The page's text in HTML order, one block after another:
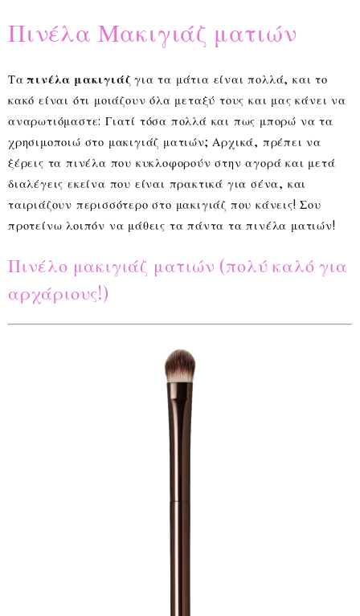
Πινέλα Μακιγιάζ ματιών
Τα πινέλα μακιγιάζγια τα μάτια είναι πολλά, και το
κακό είναι ότι μοιάζουν όλα μεταξύ τους και μας κάνει να
αναρωτιόμαστε: Γιατί τόσα πολλά και πως μπορώ να τα
χρησιμοποιώ στο μακιγιάζ ματιών; Αρχικά, πρέπει να
ξέρεις τα πινέλα που κυκλοφορούν στην αγορά και μετά
διαλέγεις εκείνα που είναι πρακτικά για σένα, και
ταιριάζουν περισσότερο στο μακιγιάζ που κάνεις! Σου
προτείνω λοιπόν να μάθεις τα πάντα τα πινέλα ματιών!
Πινέλο μακιγιάζ ματιών (πολύ καλό για
αρχάριους!)